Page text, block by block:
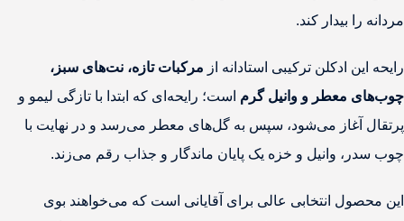
مردانه را بیدار کند.
رایحه این ادکلن ترکیبی استادانه از مرکبات تازه، نت‌های سبز،
چوب‌های معطر و وانیل گرم است؛ رایحه‌ای که ابتدا با تازگی لیمو و
پرتقال آغاز می‌شود، سپس به گل‌های معطر می‌رسد و در نهایت با
چوب سدر، وانیل و خزه یک پایان ماندگار و جذاب رقم می‌زند.
این محصول انتخابی عالی برای آقایانی است که می‌خواهند بوی